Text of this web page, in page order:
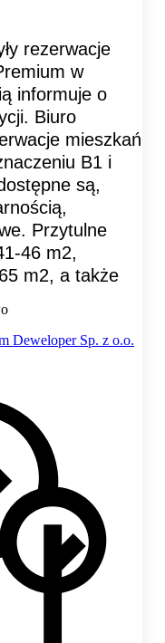
rezerwacje
w
informuje o
Biuro
mieszkań
B1 i
są,
Przytulne
46 m2,
m2, a także
Deweloper Sp. z o.o.